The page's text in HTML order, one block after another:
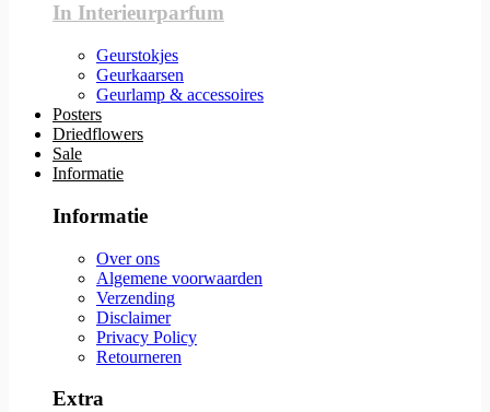
In Interieurparfum
Geurstokjes
Geurkaarsen
Geurlamp & accessoires
Posters
Driedflowers
Sale
Informatie
Informatie
Over ons
Algemene voorwaarden
Verzending
Disclaimer
Privacy Policy
Retourneren
Extra